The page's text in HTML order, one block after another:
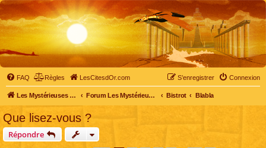
FAQ Règles LesCitesdOr.com Connexion
S’enregistrer
Les Mystérieuses Cités d'Or - LesCitesdOr.com Forum Les Mystérieuses Cités d'Or Bistrot Blabla
Que lisez-vous ?
Répondre